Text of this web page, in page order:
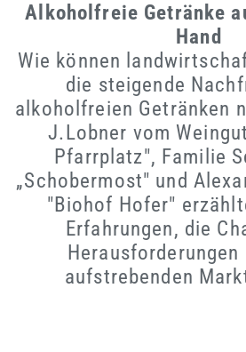
Alkoholfreie Getränke
Hand
Wie können
die steigende
alkoholfreien Getränken
J.Lobner vom
Pfarrplatz", Familie
„Schobermost" und
"Biohof Hofer"
Erfahrungen, die
Herausforderungen
aufstrebenden